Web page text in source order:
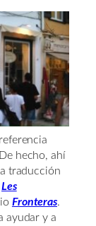
hecho, ahí
traducción
Les
Fronteras.
ayudar y a